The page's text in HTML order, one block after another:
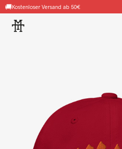
🚚Kostenloser Versand ab 50€